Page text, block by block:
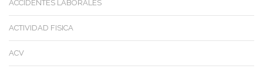
ACCIDENTES LABORALES
ACTIVIDAD FISICA
ACV